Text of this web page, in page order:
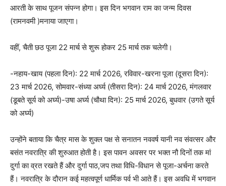
आरती के साथ पूजन संपन्न होगा। इस दिन भगवान राम का जन्म दिवस
(रामनवमी )मनाया जाएगा।
वहीं, चैती छठ पूजा 22 मार्च से शुरू होकर 25 मार्च तक चलेगी।
-नहाय-खाय (पहला दिन): 22 मार्च 2026, रविवार-खरना पूजा (दूसरा दिन):
23 मार्च 2026, सोमवार-संध्या अर्घ्य (तीसरा दिन): 24 मार्च 2026, मंगलवार
(डूबते सूर्य को अर्घ्य)-उषा अर्घ्य (चौथा दिन): 25 मार्च 2026, बुधवार (उगते सूर्य
को अर्घ्य)
उन्होंने बताया कि चैत्र मास के शुक्ल पक्ष से सनातन नववर्ष यानी नव संवत्सर और
बसंत नवरात्रि की शुरुआत होती है। इस पावन अवसर पर भक्त नौ दिनों तक मां
दुर्गा का व्रत रखते हैं और दुर्गा पाठ,जप तथा विधि-विधान से पूजा-अर्चना करते
हैं। नवरात्रि के दौरान कई महत्वपूर्ण धार्मिक पर्व भी आते हैं। इस अवधि में भगवान